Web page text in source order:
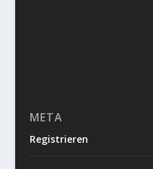
META
Registrieren